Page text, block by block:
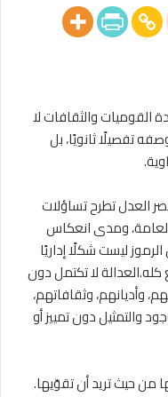
القوميات والثقافات لا
تفصيلًا ثانويًا، بل
العدل تطرح تساؤلات
ومدى انعكاس
ليست شكلًا إداريًا
لا تكتمل دون
وأديانهم، وثقافاتهم،
والتمثيل دون تمييز أو
حيث تريد أن تقوّيها.